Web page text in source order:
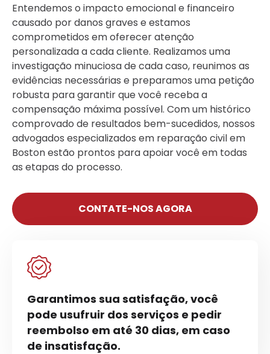
Entendemos o impacto emocional e financeiro
causado por danos graves e estamos
comprometidos em oferecer atenção
personalizada a cada cliente. Realizamos uma
investigação minuciosa de cada caso, reunimos as
evidências necessárias e preparamos uma petição
robusta para garantir que você receba a
compensação máxima possível. Com um histórico
comprovado de resultados bem-sucedidos, nossos
advogados especializados em reparação civil em
Boston estão prontos para apoiar você em todas
as etapas do processo.
CONTATE-NOS AGORA
Garantimos sua satisfação, você
pode usufruir dos serviços e pedir
reembolso em até 30 dias, em caso
de insatisfação.